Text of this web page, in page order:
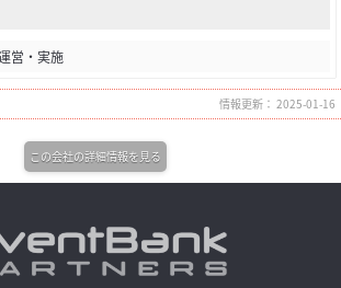
営・実施
情報更新： 2025-01-16
この会社の詳細情報を見る